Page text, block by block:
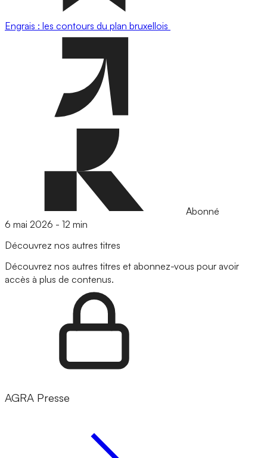
Engrais : les contours du plan bruxellois
Abonné
6 mai 2026 - 12 min
Découvrez nos autres titres
Découvrez nos autres titres et abonnez-vous pour avoir
accès à plus de contenus.
AGRA Presse